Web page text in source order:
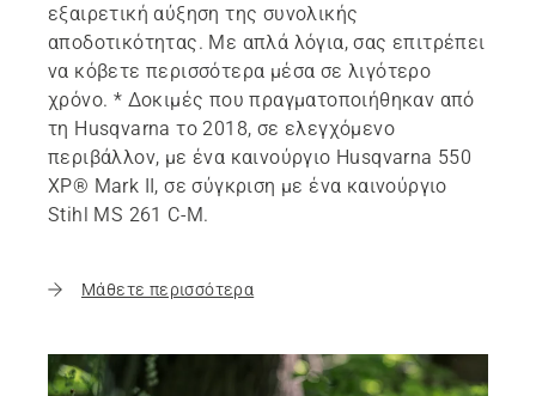
εξαιρετική αύξηση της συνολικής
αποδοτικότητας. Με απλά λόγια, σας επιτρέπει
να κόβετε περισσότερα μέσα σε λιγότερο
χρόνο. * Δοκιμές που πραγματοποιήθηκαν από
τη Husqvarna το 2018, σε ελεγχόμενο
περιβάλλον, με ένα καινούργιο Husqvarna 550
XP® Mark II, σε σύγκριση με ένα καινούργιο
Stihl MS 261 C-M.
Μάθετε περισσότερα